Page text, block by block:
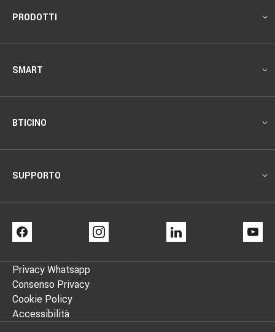
Footer
PRODOTTI
SMART
BTICINO
SUPPORTO
Footer
info
Privacy Whatsapp
Consenso Privacy
Cookie Policy
Accessibilità